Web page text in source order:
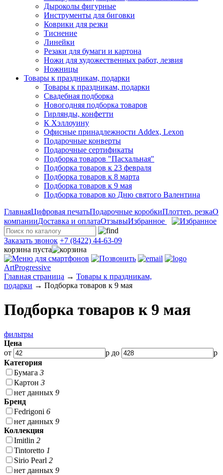
Дыроколы фигурные
Инструменты для биговки
Коврики для резки
Тиснение
Линейки
Резаки для бумаги и картона
Ножи для художественных работ, лезвия
Ножницы
Товары к праздникам, подарки
Товары к праздникам, подарки
Свадебная подборка
Новогодняя подборка товаров
Гирлянды, конфетти
К Хэллоуину
Офисные принадлежности Addex, Lexon
Подарочные конверты
Подарочные сертификаты
Подборка товаров "Пасхальная"
Подборка товаров к 23 февраля
Подборка товаров к 8 марта
Подборка товаров к 9 мая
Подборка товаров ко Дню святого Валентина
ГлавнаяЦифровая печатьПодарочные коробкиПлоттер. резкаО
компанииДоставка и оплатаОтзывыИзбранное
Заказать звонок +7 (8422) 44-63-09
корзина пуста
ArtProgressive
Главная страница → Товары к праздникам,
подарки → Подборка товаров к 9 мая
Подборка товаров к 9 мая
фильтры
Цена
от
р до
р
Категория
Бумага 3
Картон 3
нет данных 9
Бренд
Fedrigoni 6
нет данных 9
Коллекция
Imitlin 2
Tintoretto 1
Sirio Pearl 2
нет данных 9